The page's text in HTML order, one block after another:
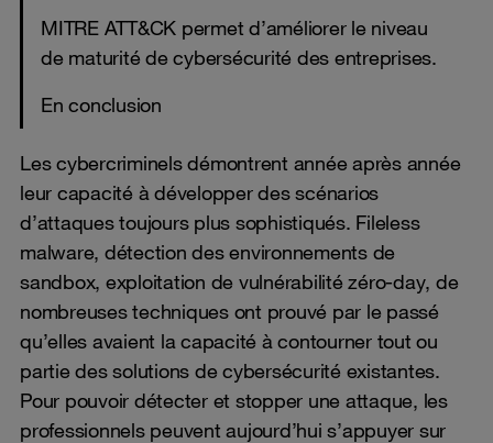
MITRE ATT&CK permet d’améliorer le niveau
de maturité de cybersécurité des entreprises.
En conclusion
Les cybercriminels démontrent année après année
leur capacité à développer des scénarios
d’attaques toujours plus sophistiqués. Fileless
malware, détection des environnements de
sandbox, exploitation de vulnérabilité zéro-day, de
nombreuses techniques ont prouvé par le passé
qu’elles avaient la capacité à contourner tout ou
partie des solutions de cybersécurité existantes.
Pour pouvoir détecter et stopper une attaque, les
professionnels peuvent aujourd’hui s’appuyer sur